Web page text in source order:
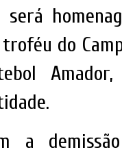
será
do
a